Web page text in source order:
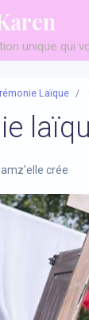
unique qui
Laïque
crée